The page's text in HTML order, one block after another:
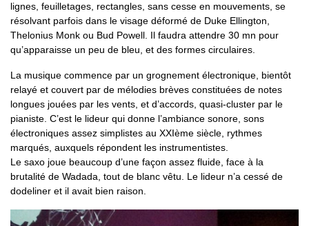
lignes, feuilletages, rectangles, sans cesse en mouvements, se
résolvant parfois dans le visage déformé de Duke Ellington,
Thelonius Monk ou Bud Powell. Il faudra attendre 30 mn pour
qu’apparaisse un peu de bleu, et des formes circulaires.
La musique commence par un grognement électronique, bientôt
relayé et couvert par de mélodies brèves constituées de notes
longues jouées par les vents, et d’accords, quasi-cluster par le
pianiste. C’est le lideur qui donne l’ambiance sonore, sons
électroniques assez simplistes au XXIème siècle, rythmes
marqués, auxquels répondent les instrumentistes.
Le saxo joue beaucoup d’une façon assez fluide, face à la
brutalité de Wadada, tout de blanc vêtu. Le lideur n’a cessé de
dodeliner et il avait bien raison.